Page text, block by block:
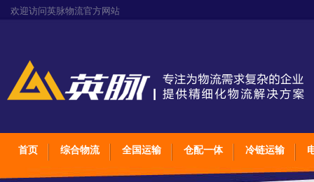
欢迎访问英脉物流官方网站
首页 综合物流 全国运输 仓配一体 冷链运输